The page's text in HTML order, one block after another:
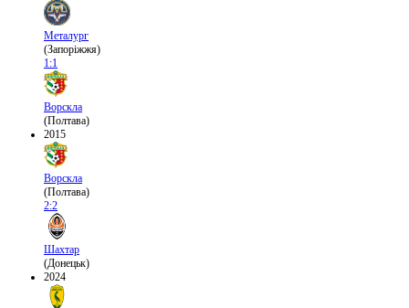
Металург
(Запоріжжя)
1:1
Ворскла
(Полтава)
2015
Ворскла
(Полтава)
2:2
Шахтар
(Донецьк)
2024